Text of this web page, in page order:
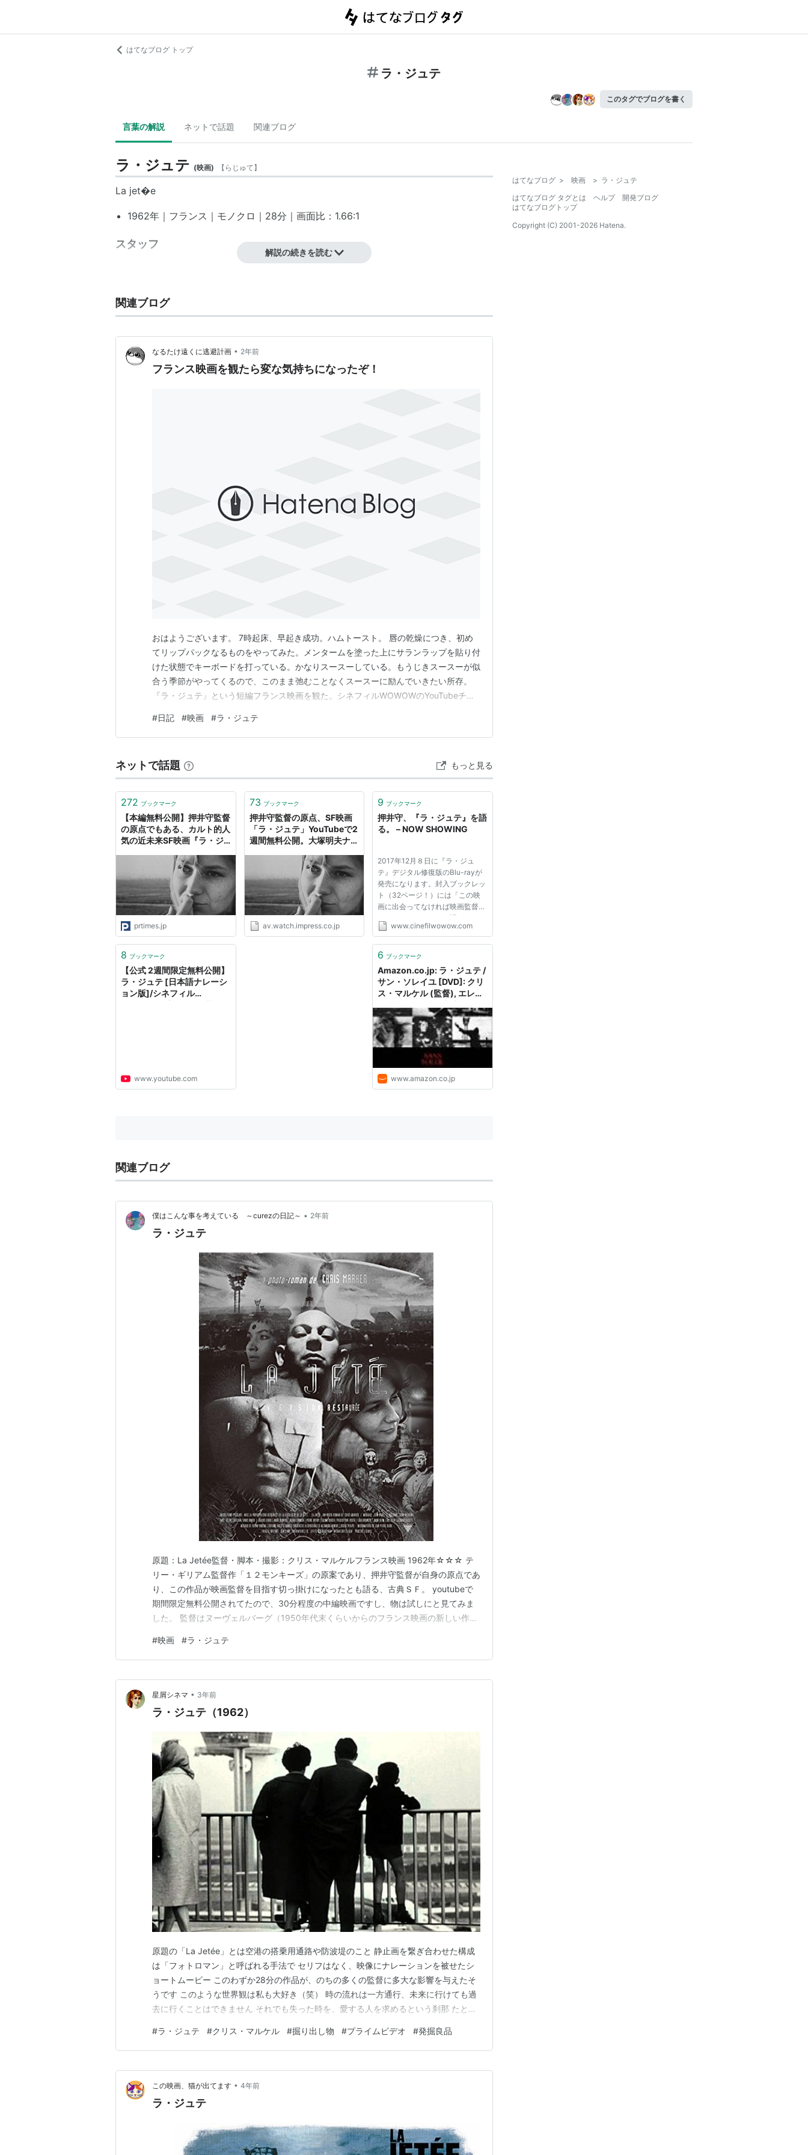
はてなブログ トップ
ラ・ジュテ
このタグでブログを書く
言葉の解説 ネットで話題 関連ブログ
ラ・ジュテ (映画) 【 らじゅて】
La jet�e
1962年｜フランス｜モノクロ｜28分｜画面比：1.66:1
スタッフ
脚本：クリス・マルケル
編集：ジーン・ラベル
音楽：トレヴァー・ダンカン
第三次世界大戦後のパリ。戦争を生き延びたわずかな人々は勝者の支配層と、敗者の奴
隷に分かれて地下で暮らしていた。奴隷を使った人体実験によって科学者達は時間旅行
劇中にワンシーンのみ数秒動画の部分がある。
東京の新宿・歌舞伎町に「ラ・ジュテ」というバーがあり、映画ファンが集まる場所
となっている。
http://www.lajetee.net/
映画「12モンキーズ」はこの映画の長編リメイク。
本編
関連作品
12モンキーズ
ラ・ジュテ -HDニューマスター版- [DVD]
出版社/メーカー:
コロムビアミュージックエンタテインメント
発売日:2010/01/27
メディア:DVD
購入: 4人 クリック: 58回
この商品を含むブログ (23件) を見る
解説の続きを読む
関連ブログ
なるたけ遠くに逃避計画 • 2年前
フランス映画を観たら変な気持ちになったぞ！
おはようございます。 7時起床、早起き成功。ハムトースト。 唇の乾燥につき、初め
てリップパックなるものをやってみた。メンタームを塗った上にサランラップを貼り付
けた状態でキーボードを打っている。かなりスースーしている。もうじきスースーが似
合う季節がやってくるので、このまま弛むことなくスースーに励んでいきたい所存。
『ラ・ジュテ』という短編フランス映画を観た。シネフィルWOWOWのYouTubeチャ
てこの方観たことが無かった。よく哲学的で意味不明だと形容されることが多いジャン
ルであることと、ゴダールという監督が有名だと…
#日記 #映画 #ラ・ジュテ
ネットで話題 もっと見る
272 ブックマーク
【本編無料公開】押井守監督
の原点でもある、カルト的人
気の近未来SF映画『ラ・ジ
語ナレーション版を
2/9(金)21:00～YouTube初
無料公開！
prtimes.jp
73 ブックマーク
押井守監督の原点、SF映画
「ラ・ジュテ」YouTubeで2
週間無料公開。大塚明夫ナレ
av.watch.impress.co.jp
9 ブックマーク
押井守、『ラ・ジュテ』を語
る。 – NOW SHOWING
2017年12月８日に『ラ・ジュ
テ』デジタル修復版のBlu-rayが
発売になります。封入ブックレッ
ト（32ページ！）には「この映
画に出会ってなければ映画監督に
なっていなかった」と語るほどに
影響を受けた押井守監督の長文イ
告編的に読んでいただきます。
—————— ...
www.cinefilwowow.com
8 ブックマーク
【公式 2週間限定無料公開】
ラ・ジュテ [日本語ナレーシ
ョン版]/シネフィル
www.youtube.com
6 ブックマーク
Amazon.co.jp: ラ・ジュテ /
サン・ソレイユ [DVD]: クリ
ス・マルケル (監督), エレー
ス・マルケル (脚本), クリ
ス・マルケル (Unknown):
DVD
www.amazon.co.jp
関連ブログ
僕はこんな事を考えている ～curezの日記～ • 2年前
ラ・ジュテ
原題：La Jetée監督・脚本・撮影：クリス・マルケルフランス映画 1962年☆☆☆ テ
リー・ギリアム監督作「１２モンキーズ」の原案であり、押井守監督が自身の原点であ
り、この作品が映画監督を目指す切っ掛けになったとも語る、古典ＳＦ。 youtubeで
期間限定無料公開されてたので、30分程度の中編映画ですし、物は試しにと見てみま
した。 監督はヌーヴェルバーグ（1950年代末くらいからのフランス映画の新しい作
から写真撮影してのではなく元は動画として撮影した物のコマを切りぬいて作ったそう
です）風変わりな作品ですが、映画或…
#映画 #ラ・ジュテ
星屑シネマ • 3年前
ラ・ジュテ（1962）
原題の「La Jetée」とは空港の搭乗用通路や防波堤のこと 静止画を繋ぎ合わせた構成
は「フォトロマン」と呼ばれる手法で セリフはなく、映像にナレーションを被せたシ
ョートムービー このわずか28分の作品が、のちの多くの監督に多大な影響を与えたそ
うです このような世界観は私も大好き（笑） 時の流れは一方通行、未来に行けても過
去に行くことはできません それでも失った時を、愛する人を求めるという刹那 たとえ
最初の飛行場と、最後の飛行場という見事なまでの畳み方 監督のクリス・マイケルは
哲学を学び 戦時中はナチスの抵抗運動に…
#ラ・ジュテ #クリス・マルケル #掘り出し物 #プライムビデオ #発掘良品
この映画、猫が出てます • 4年前
ラ・ジュテ
はてなブログ > 映画 > ラ・ジュテ
はてなブログ タグとは
ヘルプ
開発ブログ
はてなブログトップ
Copyright (C) 2001-2026 Hatena.